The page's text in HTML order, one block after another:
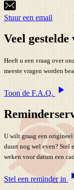
Stuur een email
Veel gestelde
Heeft u een vraag over
meeste vragen worden
Toon de F.A.Q.
U wilt graag een
duurt nog wel even? Stel
weken voor datum een
Stel een reminder in